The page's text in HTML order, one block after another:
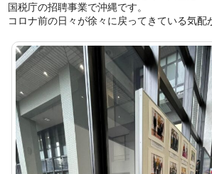
国税庁の招聘事業で沖縄です。
コロナ前の日々が徐々に戻ってきている気配